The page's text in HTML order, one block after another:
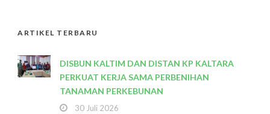
ARTIKEL TERBARU
DISBUN KALTIM DAN DISTAN KP KALTARA
PERKUAT KERJA SAMA PERBENIHAN
TANAMAN PERKEBUNAN
30 Juli 2026